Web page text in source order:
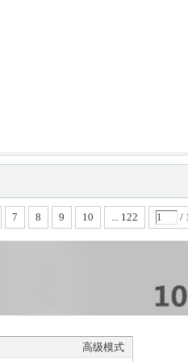
7 8 9 10 ... 122 /
高级模式